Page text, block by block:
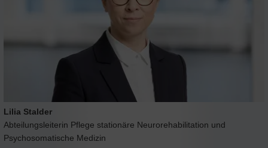
Lilia Stalder
Abteilungsleiterin Pflege stationäre Neurorehabilitation und
Psychosomatische Medizin